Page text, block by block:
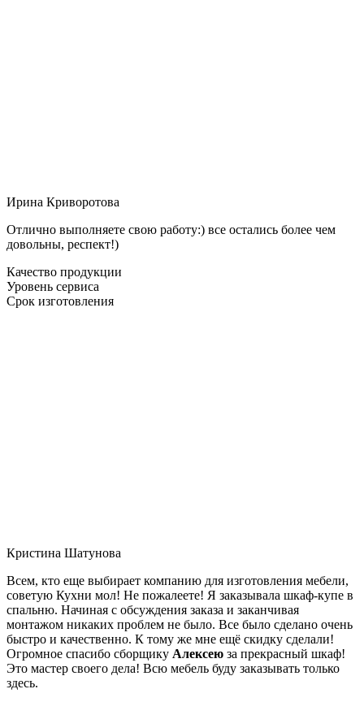
Ирина Криворотова
Отлично выполняете свою работу:) все остались более чем
довольны, респект!)
Качество продукции
Уровень сервиса
Срок изготовления
Кристина Шатунова
Всем, кто еще выбирает компанию для изготовления мебели,
советую Кухни мол! Не пожалеете! Я заказывала шкаф-купе в
спальню. Начиная с обсуждения заказа и заканчивая
монтажом никаких проблем не было. Все было сделано очень
быстро и качественно. К тому же мне ещё скидку сделали!
Огромное спасибо сборщику Алексею за прекрасный шкаф!
Это мастер своего дела! Всю мебель буду заказывать только
здесь.